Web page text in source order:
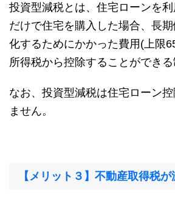
投資型減税とは、住宅ローンを
だけで住宅を購入した場合、長
化するためにかかった費用(上限
所得税から控除することができる
なお、投資型減税は住宅ローン
ません。
【メリット３】不動産取得税